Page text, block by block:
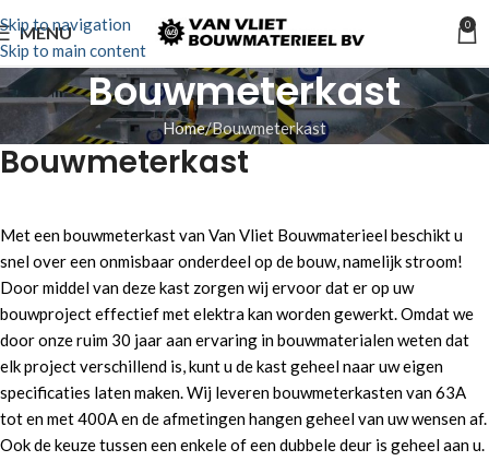
Skip to navigation
Skip to main content
MENU 0
Bouwmeterkast
Home Bouwmeterkast
Bouwmeterkast
Met een bouwmeterkast van Van Vliet Bouwmaterieel beschikt u
snel over een onmisbaar onderdeel op de bouw, namelijk stroom!
Door middel van deze kast zorgen wij ervoor dat er op uw
bouwproject effectief met elektra kan worden gewerkt. Omdat we
door onze ruim 30 jaar aan ervaring in bouwmaterialen weten dat
elk project verschillend is, kunt u de kast geheel naar uw eigen
specificaties laten maken. Wij leveren bouwmeterkasten van 63A
tot en met 400A en de afmetingen hangen geheel van uw wensen af.
Ook de keuze tussen een enkele of een dubbele deur is geheel aan u.